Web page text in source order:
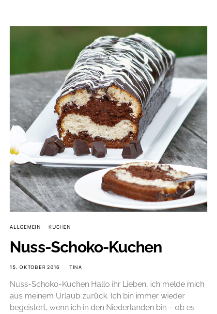
ALLGEMEIN KUCHEN
Nuss-Schoko-Kuchen
15. OKTOBER 2016 TINA
Nuss-Schoko-Kuchen Hallo ihr Lieben, ich melde mich
aus meinem Urlaub zurück. Ich bin immer wieder
begeistert, wenn ich in den Niederlanden bin – ob es